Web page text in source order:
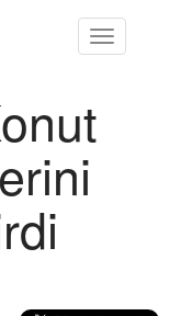
Toggle